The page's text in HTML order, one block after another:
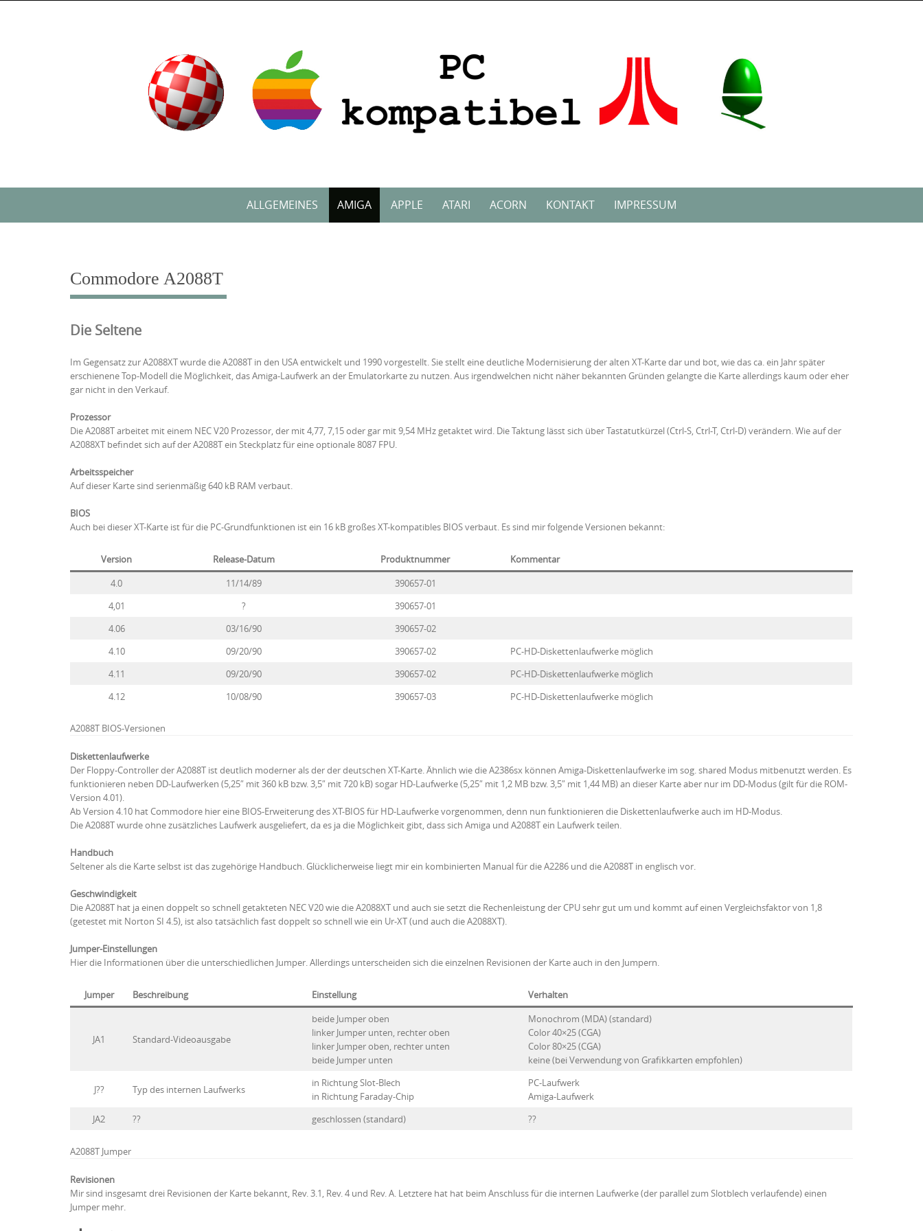
ALLGEMEINES AMIGA APPLE ATARI ACORN KONTAKT IMPRESSUM
Commodore A2088T
Die Seltene
Im Gegensatz zur A2088XT wurde die A2088T in den USA entwickelt und 1990 vorgestellt. Sie stellt eine deutliche Modernisierung der alten XT-Karte dar und bot, wie das ca. ein Jahr später
erschienene Top-Modell die Möglichkeit, das Amiga-Laufwerk an der Emulatorkarte zu nutzen. Aus irgendwelchen nicht näher bekannten Gründen gelangte die Karte allerdings kaum oder eher
gar nicht in den Verkauf.
Prozessor
Die A2088T arbeitet mit einem NEC V20 Prozessor, der mit 4,77, 7,15 oder gar mit 9,54 MHz getaktet wird. Die Taktung lässt sich über Tastatutkürzel (Ctrl-S, Ctrl-T, Ctrl-D) verändern. Wie auf der
A2088XT befindet sich auf der A2088T ein Steckplatz für eine optionale 8087 FPU.
Arbeitsspeicher
Auf dieser Karte sind serienmäßig 640 kB RAM verbaut.
BIOS
Auch bei dieser XT-Karte ist für die PC-Grundfunktionen ist ein 16 kB großes XT-kompatibles BIOS verbaut. Es sind mir folgende Versionen bekannt:
Version Release-Datum Produktnummer
Kommentar
4.0
11/14/89
390657-01
4,01
?
390657-01
4.06
03/16/90
390657-02
4.10
09/20/90 390657-02
PC-HD-Diskettenlaufwerke möglich
4.11
09/20/90 390657-02
PC-HD-Diskettenlaufwerke möglich
4.12
10/08/90 390657-03 PC-HD-Diskettenlaufwerke möglich
A2088T BIOS-Versionen
Diskettenlaufwerke
Der Floppy-Controller der A2088T ist deutlich moderner als der der deutschen XT-Karte. Ähnlich wie die A2386sx können Amiga-Diskettenlaufwerke im sog. shared Modus mitbenutzt werden. Es
funktionieren neben DD-Laufwerken (5,25″ mit 360 kB bzw. 3,5″ mit 720 kB) sogar HD-Laufwerke (5,25″ mit 1,2 MB bzw. 3,5″ mit 1,44 MB) an dieser Karte aber nur im DD-Modus (gilt für die ROM-
Version 4.01).
Ab Version 4.10 hat Commodore hier eine BIOS-Erweiterung des XT-BIOS für HD-Laufwerke vorgenommen, denn nun funktionieren die Diskettenlaufwerke auch im HD-Modus.
Die A2088T wurde ohne zusätzliches Laufwerk ausgeliefert, da es ja die Möglichkeit gibt, dass sich Amiga und A2088T ein Laufwerk teilen.
Handbuch
Seltener als die Karte selbst ist das zugehörige Handbuch. Glücklicherweise liegt mir ein kombinierten Manual für die A2286 und die A2088T in englisch vor.
Geschwindigkeit
Die A2088T hat ja einen doppelt so schnell getakteten NEC V20 wie die A2088XT und auch sie setzt die Rechenleistung der CPU sehr gut um und kommt auf einen Vergleichsfaktor von 1,8
(getestet mit Norton SI 4.5), ist also tatsächlich fast doppelt so schnell wie ein Ur-XT (und auch die A2088XT).
Jumper-Einstellungen
Hier die Informationen über die unterschiedlichen Jumper. Allerdings unterscheiden sich die einzelnen Revisionen der Karte auch in den Jumpern.
Jumper Beschreibung Einstellung Verhalten
JA1 Standard-Videoausgabe
beide Jumper oben
linker Jumper unten, rechter oben
linker Jumper oben, rechter unten
beide Jumper unten
Monochrom (MDA) (standard)
Color 40×25 (CGA)
Color 80×25 (CGA)
keine (bei Verwendung von Grafikkarten empfohlen)
J?? Typ des internen Laufwerks
in Richtung Slot-Blech
in Richtung Faraday-Chip
PC-Laufwerk
Amiga-Laufwerk
JA2
?? geschlossen (standard) ??
A2088T Jumper
Revisionen
Mir sind insgesamt drei Revisionen der Karte bekannt, Rev. 3.1, Rev. 4 und Rev. A. Letztere hat hat beim Anschluss für die internen Laufwerke (der parallel zum Slotblech verlaufende) einen
Jumper mehr.